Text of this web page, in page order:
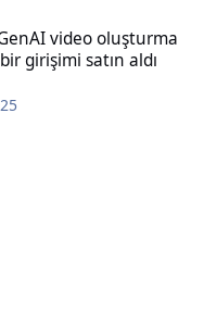
video oluşturma
girişimi satın aldı